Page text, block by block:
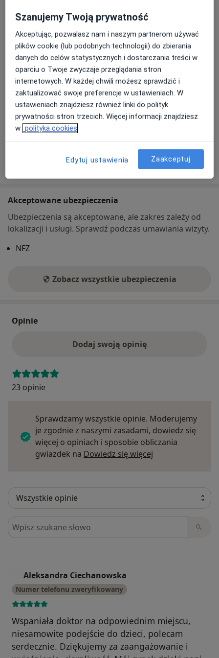
Centrum Medyczne "Okolandia"
ul. Komisji Edukacji Narodowej 38 lok 3;,15-687
Białystok
Powiększ mapęotwiera się w nowej karcie
Dostępność
W tym gabinecie nie można umawiać wizyt przez
internet
Co mam zrobić w tej sytuacji?
Pokaż więcejo adresie
Akceptowane ubezpieczenia
Ubezpieczenia są akceptowane, ale zakres zależy od
lokalizacji i usługi. Sprawdź podczas umawiania wizyty.
NFZ
Zobacz wszystkie ubezpieczenia
Opinie
Dodaj swoją opinię
23 opinie
Sprawdzamy wszystkie opinie. Moderujemy
je zgodnie z naszymi zasadami, dowiedz się
więcej o opiniach i sposobie obliczania
gwiazdek na Dowiedz się więcej
Szukaj w opiniach
Aleksandra Ciechanowska
Numer telefonu zweryfikowany
Wspaniała doktor na odpowiednim miejscu,
niesamowite podejście do dzieci, polecam
serdecznie. Dziękujemy za zaangażowanie i
Szanujemy Twoją prywatność
Akceptując, pozwalasz nam i naszym partnerom używać
plików cookie (lub podobnych technologii) do zbierania
danych do celów statystycznych i dostarczania treści w
oparciu o Twoje zwyczaje przeglądania stron
internetowych. W każdej chwili możesz sprawdzić i
zaktualizować swoje preferencje w ustawieniach. W
ustawieniach znajdziesz również linki do polityk
prywatności stron trzecich. Więcej informacji znajdziesz
w polityka cookies
Edytuj ustawienia Zaakceptuj